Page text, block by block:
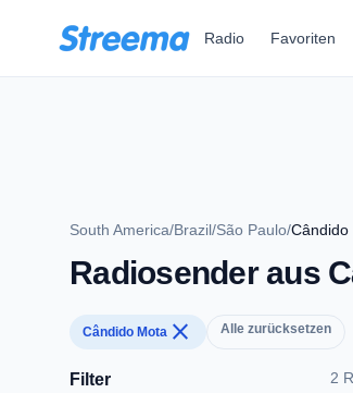
Radio Favoriten
South America/Brazil/São Paulo/Cândido
Radiosender aus
Cândido Mota close Alle zurücksetzen
Filter 2